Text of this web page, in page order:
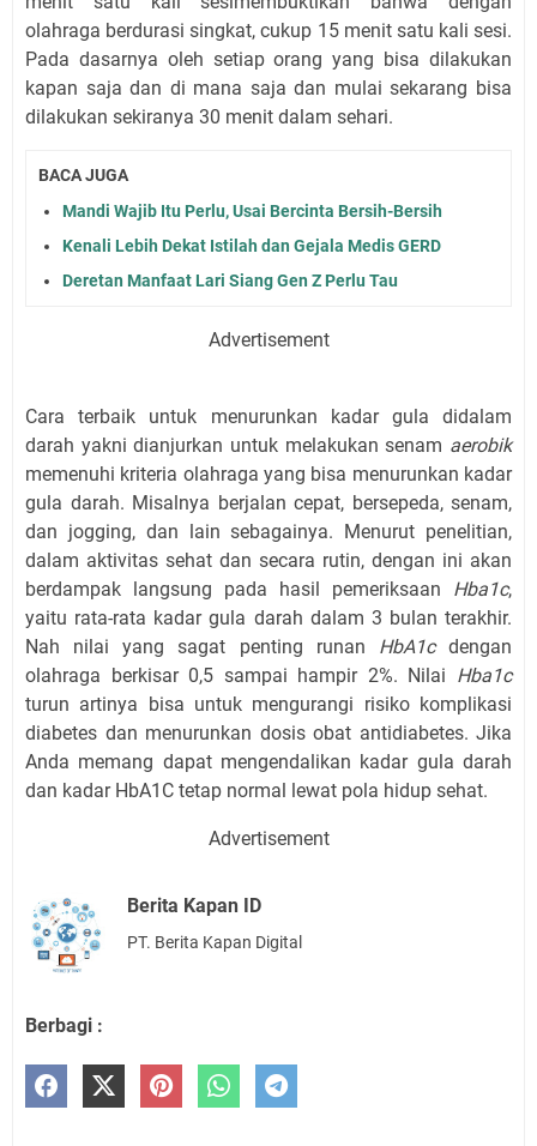
olahraga berdurasi singkat, cukup 15 menit satu kali sesi.
Pada dasarnya oleh setiap orang yang bisa dilakukan
kapan saja dan di mana saja dan mulai sekarang bisa
dilakukan sekiranya 30 menit dalam sehari.
BACA JUGA
Mandi Wajib Itu Perlu, Usai Bercinta Bersih-Bersih
Kenali Lebih Dekat Istilah dan Gejala Medis GERD
Deretan Manfaat Lari Siang Gen Z Perlu Tau
Advertisement
Cara terbaik untuk menurunkan kadar gula didalam
darah yakni dianjurkan untuk melakukan senam aerobik
memenuhi kriteria olahraga yang bisa menurunkan kadar
gula darah. Misalnya berjalan cepat, bersepeda, senam,
dan jogging, dan lain sebagainya. Menurut penelitian,
dalam aktivitas sehat dan secara rutin, dengan ini akan
berdampak langsung pada hasil pemeriksaan Hba1c,
yaitu rata-rata kadar gula darah dalam 3 bulan terakhir.
Nah nilai yang sagat penting runan HbA1cdengan
olahraga berkisar 0,5 sampai hampir 2%. Nilai Hba1c
turun artinya bisa untuk mengurangi risiko komplikasi
diabetes dan menurunkan dosis obat antidiabetes. Jika
Anda memang dapat mengendalikan kadar gula darah
dan kadar HbA1C tetap normal lewat pola hidup sehat.
Advertisement
Berita Kapan ID
PT. Berita Kapan Digital
Berbagi :